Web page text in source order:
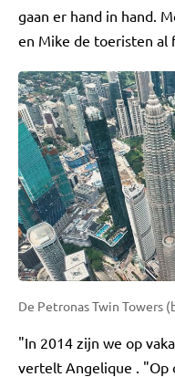
gaan er hand in hand.
en Mike de toeristen al
De Petronas Twin Towers
"In 2014 zijn we op
vertelt Angelique . "Op